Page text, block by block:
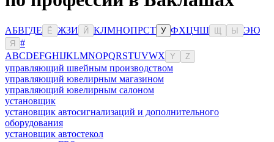
АБВГДЕ Ё ЖЗИ Й КЛМНОПРСТ У ФХЦЧШ Ы ЭЮ
Я
#
ABCDEFGHIJKLMNOPQRSTUVWX Y Z
управляющий швейным производством
управляющий ювелирным магазином
управляющий ювелирным салоном
установщик
установщик автосигнализаций и дополнительного
оборудования
установщик автостекол